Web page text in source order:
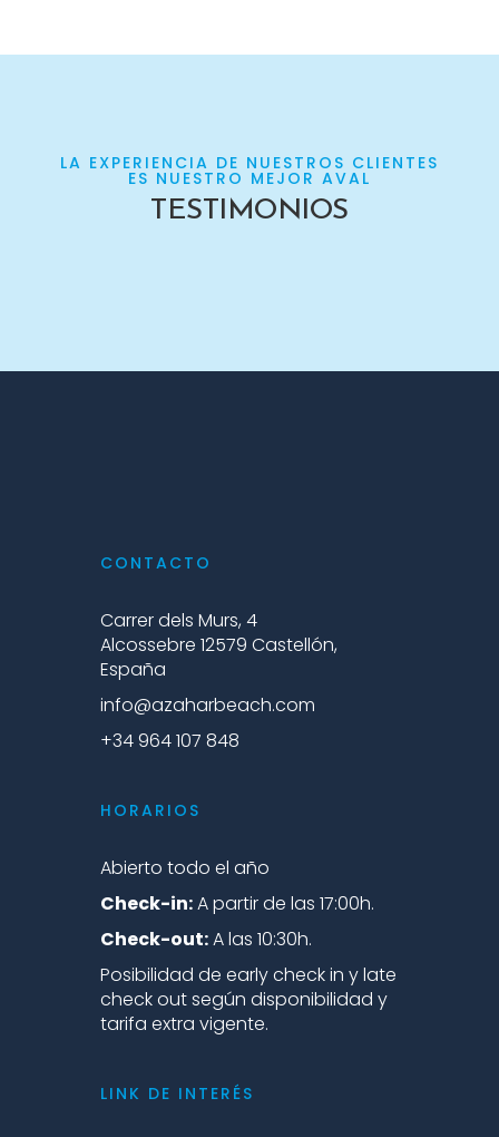
LA EXPERIENCIA DE NUESTROS CLIENTES
ES NUESTRO MEJOR AVAL
TESTIMONIOS
CONTACTO
Carrer dels Murs, 4
Alcossebre 12579 Castellón,
España
info@azaharbeach.com
+34 964 107 848
HORARIOS
Abierto todo el año
Check-in:A partir de las 17:00h.
Check-out:A las 10:30h.
Posibilidad de early check in y late
check out según disponibilidad y
tarifa extra vigente.
LINK DE INTERÉS